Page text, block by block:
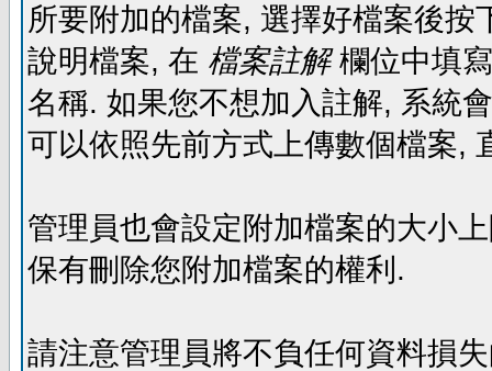
所要附加的檔案, 選擇好檔案後
說明檔案, 在 檔案註解欄位中填
名稱. 如果您不想加入註解, 系統
可以依照先前方式上傳數個檔案,
管理員也會設定附加檔案的大小
保有刪除您附加檔案的權利.
請注意管理員將不負任何資料損